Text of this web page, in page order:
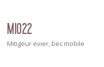
MI022
Mitigeur evier, bec mobile